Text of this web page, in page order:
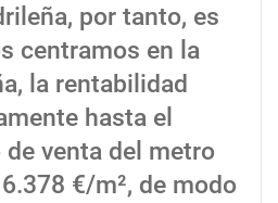
por tanto, es
centramos en la
la rentabilidad
hasta el
de venta del metro
€/m², de modo